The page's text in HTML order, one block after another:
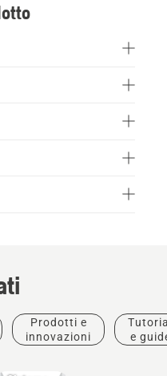
utilizzando una
Prodotti e
innovazioni
e
Prodotti e